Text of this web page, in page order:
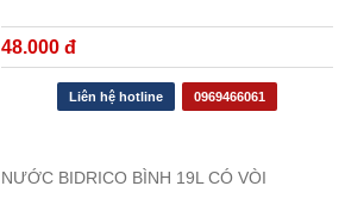
48.000 đ
Liên hệ hotline 0969466061
NƯỚC BIDRICO BÌNH 19L CÓ VÒI